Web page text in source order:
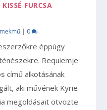
FURCSA
| 0
éppúgy
Requiemje
című alkotásának
aki művének Kyrie
megoldásait ötvözte